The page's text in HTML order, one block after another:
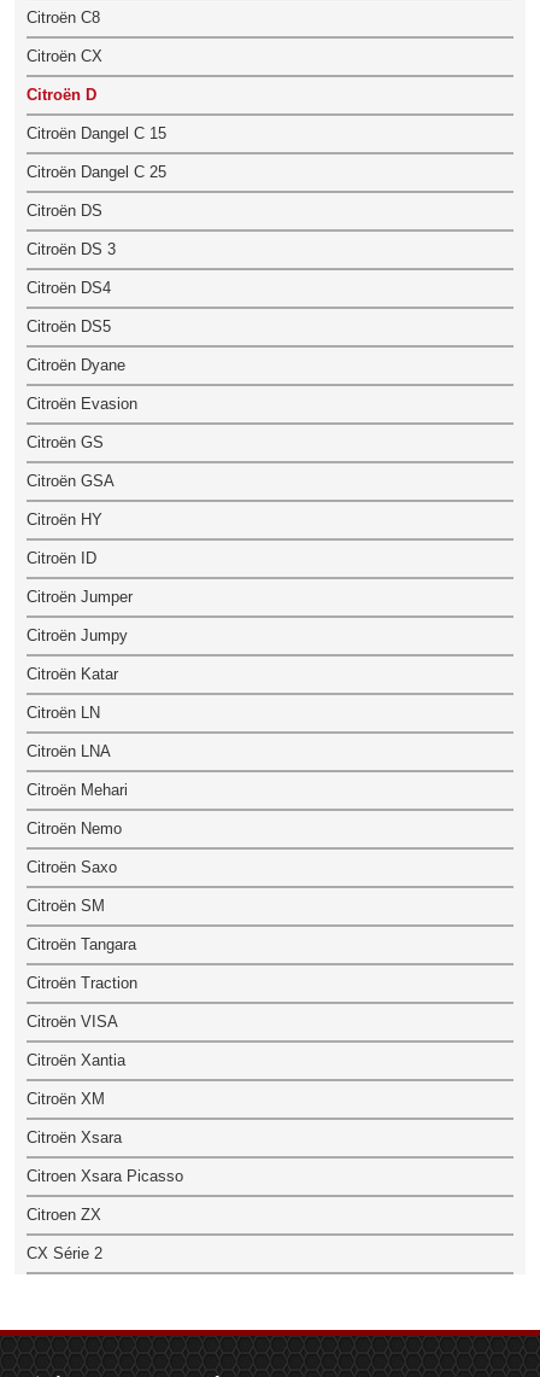
Citroën C8
Citroën CX
Citroën D
Citroën Dangel C 15
Citroën Dangel C 25
Citroën DS
Citroën DS 3
Citroën DS4
Citroën DS5
Citroën Dyane
Citroën Evasion
Citroën GS
Citroën GSA
Citroën HY
Citroën ID
Citroën Jumper
Citroën Jumpy
Citroën Katar
Citroën LN
Citroën LNA
Citroën Mehari
Citroën Nemo
Citroën Saxo
Citroën SM
Citroën Tangara
Citroën Traction
Citroën VISA
Citroën Xantia
Citroën XM
Citroën Xsara
Citroen Xsara Picasso
Citroen ZX
CX Série 2